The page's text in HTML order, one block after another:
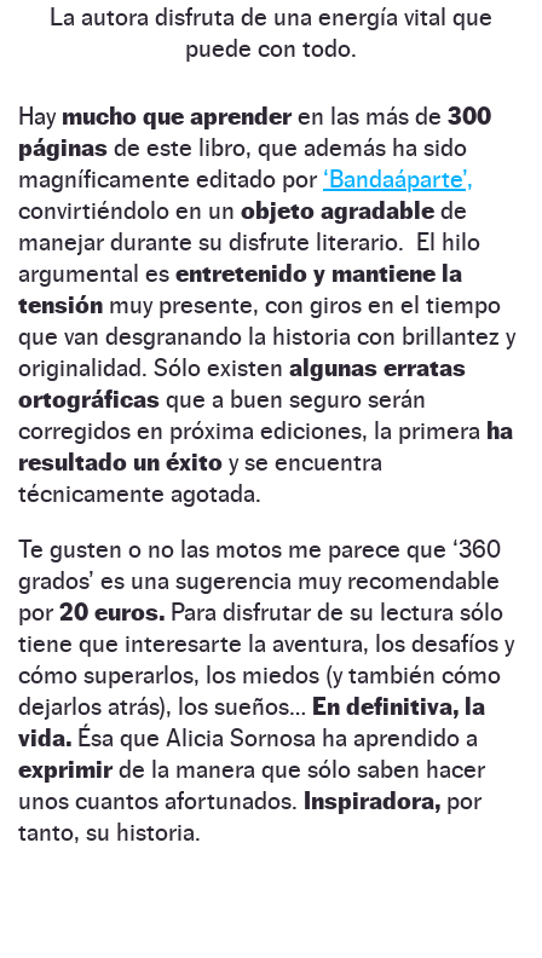
La autora disfruta de una energía vital que
puede con todo.
Hay mucho que aprenderen las más de 300
páginas de este libro, que además ha sido
magníficamente editado por ‘Bandaáparte’,
convirtiéndolo en un objeto agradable de
manejar durante su disfrute literario. El hilo
argumental es entretenido y mantiene la
tensión muy presente, con giros en el tiempo
que van desgranando la historia con brillantez y
originalidad. Sólo existen algunas erratas
ortográficas que a buen seguro serán
corregidos en próxima ediciones, la primera ha
resultado un éxito y se encuentra
técnicamente agotada.
Te gusten o no las motos me parece que ‘360
grados’ es una sugerencia muy recomendable
por 20 euros. Para disfrutar de su lectura sólo
tiene que interesarte la aventura, los desafíos y
cómo superarlos, los miedos (y también cómo
dejarlos atrás), los sueños… En definitiva, la
vida. Ésa que Alicia Sornosa ha aprendido a
exprimirde la manera que sólo saben hacer
unos cuantos afortunados. Inspiradora, por
tanto, su historia.